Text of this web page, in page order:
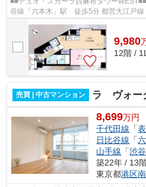
谷線「六本木」駅 徒歩5分 都営大江戸
9,980
12階 /
売買 | 中古マンション ラ ヴォー
8,699万円
千代田線 「
日比谷線 「
山手線 「渋谷
築22年 / 13
東京都港区